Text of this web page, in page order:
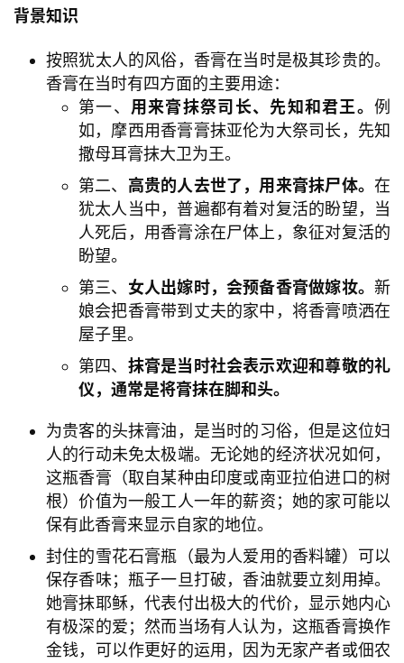
背景知识
按照犹太人的风俗，香膏在当时是极其珍贵的。
香膏在当时有四方面的主要用途：
第一、 用来膏抹祭司长、先知和君王。例
如，摩西用香膏膏抹亚伦为大祭司长，先知
撒母耳膏抹大卫为王。
第二、 高贵的人去世了，用来膏抹尸体。在
犹太人当中，普遍都有着对复活的盼望，当
人死后，用香膏涂在尸体上，象征对复活的
盼望。
第三、 女人出嫁时，会预备香膏做嫁妆。新
娘会把香膏带到丈夫的家中，将香膏喷洒在
屋子里。
第四、 抹膏是当时社会表示欢迎和尊敬的礼
仪，通常是将膏抹在脚和头。
为贵客的头抹膏油，是当时的习俗，但是这位妇
人的行动未免太极端。无论她的经济状况如何，
这瓶香膏（取自某种由印度或南亚拉伯进口的树
根）价值为一般工人一年的薪资；她的家可能以
保有此香膏来显示自家的地位。
封住的雪花石膏瓶（最为人爱用的香料罐）可以
保存香味；瓶子一旦打破，香油就要立刻用掉。
她膏抹耶稣，代表付出极大的代价，显示她内心
有极深的爱；然而当场有人认为，这瓶香膏换作
金钱，可以作更好的运用，因为无家产者或佃农